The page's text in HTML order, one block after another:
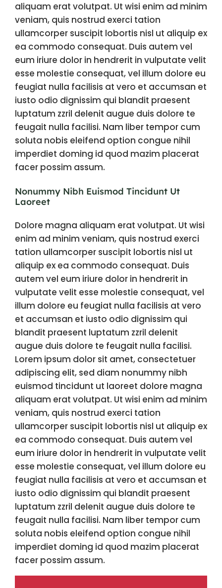
aliquam erat volutpat. Ut wisi enim ad minim
veniam, quis nostrud exerci tation
ullamcorper suscipit lobortis nisl ut aliquip ex
ea commodo consequat. Duis autem vel
eum iriure dolor in hendrerit in vulputate velit
esse molestie consequat, vel illum dolore eu
feugiat nulla facilisis at vero et accumsan et
iusto odio dignissim qui blandit praesent
luptatum zzril delenit augue duis dolore te
feugait nulla facilisi. Nam liber tempor cum
soluta nobis eleifend option congue nihil
imperdiet doming id quod mazim placerat
facer possim assum.
Nonummy Nibh Euismod Tincidunt Ut
Laoreet
Dolore magna aliquam erat volutpat. Ut wisi
enim ad minim veniam, quis nostrud exerci
tation ullamcorper suscipit lobortis nisl ut
aliquip ex ea commodo consequat. Duis
autem vel eum iriure dolor in hendrerit in
vulputate velit esse molestie consequat, vel
illum dolore eu feugiat nulla facilisis at vero
et accumsan et iusto odio dignissim qui
blandit praesent luptatum zzril delenit
augue duis dolore te feugait nulla facilisi.
Lorem ipsum dolor sit amet, consectetuer
adipiscing elit, sed diam nonummy nibh
euismod tincidunt ut laoreet dolore magna
aliquam erat volutpat. Ut wisi enim ad minim
veniam, quis nostrud exerci tation
ullamcorper suscipit lobortis nisl ut aliquip ex
ea commodo consequat. Duis autem vel
eum iriure dolor in hendrerit in vulputate velit
esse molestie consequat, vel illum dolore eu
feugiat nulla facilisis at vero et accumsan et
iusto odio dignissim qui blandit praesent
luptatum zzril delenit augue duis dolore te
feugait nulla facilisi. Nam liber tempor cum
soluta nobis eleifend option congue nihil
imperdiet doming id quod mazim placerat
facer possim assum.